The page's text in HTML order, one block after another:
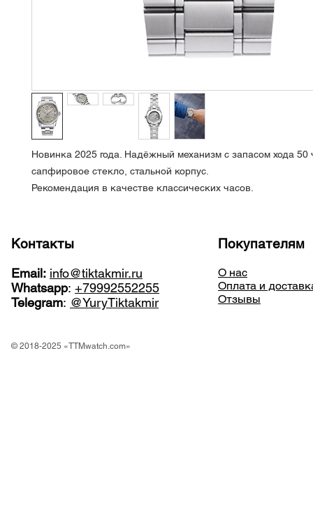
Новинка 2025 года. Надёжный механизм с запасом хода 50
сапфировое стекло, стальной корпус.
Рекомендация в качестве классических часов.
Контакты
Email: info@tiktakmir.ru
Whatsapp: +79992552255
Telegram: @YuryTiktakmir
Покупателям
О нас
Оплата и
Отзывы
© 2018-2025 «TTMwatch.com»